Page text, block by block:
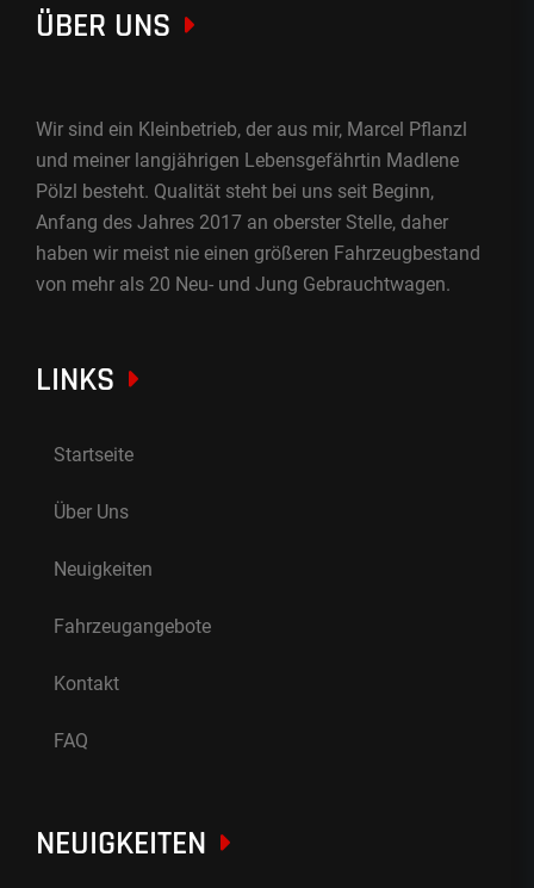
ÜBER UNS
Wir sind ein Kleinbetrieb, der aus mir, Marcel Pflanzl
und meiner langjährigen Lebensgefährtin Madlene
Pölzl besteht. Qualität steht bei uns seit Beginn,
Anfang des Jahres 2017 an oberster Stelle, daher
haben wir meist nie einen größeren Fahrzeugbestand
von mehr als 20 Neu- und Jung Gebrauchtwagen.
LINKS
Startseite
Über Uns
Neuigkeiten
Fahrzeugangebote
Kontakt
FAQ
NEUIGKEITEN